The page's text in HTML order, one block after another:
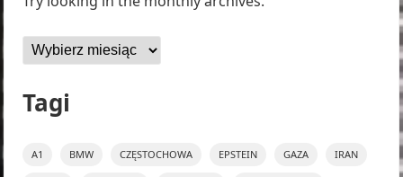
Archiwa
Tagi
A1 BMW CZĘSTOCHOWA EPSTEIN GAZA IRAN